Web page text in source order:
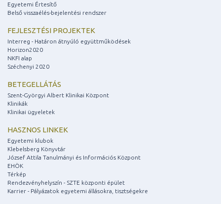
Egyetemi Értesítő
Belső visszaélés-bejelentési rendszer
FEJLESZTÉSI PROJEKTEK
Interreg - Határon átnyúló együttműködések
Horizon2020
NKFI alap
Széchenyi 2020
BETEGELLÁTÁS
Szent-Györgyi Albert Klinikai Központ
Klinikák
Klinikai ügyeletek
HASZNOS LINKEK
Egyetemi klubok
Klebelsberg Könyvtár
József Attila Tanulmányi és Információs Központ
EHÖK
Térkép
Rendezvényhelyszín - SZTE központi épület
Karrier - Pályázatok egyetemi állásokra, tisztségekre